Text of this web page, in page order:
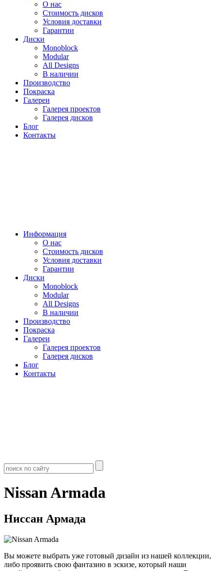
О нас
Стоимость дисков
Условия доставки
Гарантии
Диски
Monoblock
Modular
All Designs
В наличии
Производство
Покраска
Галереи
Галерея проектов
Галерея дисков
Блог
Контакты
Информация
О нас
Стоимость дисков
Условия доставки
Гарантии
Диски
Monoblock
Modular
All Designs
В наличии
Производство
Покраска
Галереи
Галерея проектов
Галерея дисков
Блог
Контакты
Nissan Armada
Ниссан Армада
Вы можете выбрать уже готовый дизайн из нашей коллекции,
либо проявить свою фантазию в эскизе, который наши